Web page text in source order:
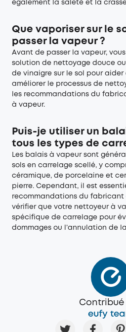
également la saleté et la
Que vaporiser sur le
passer la vapeur ?
Avant de passer la vapeur,
solution de nettoyage douce
de vinaigre sur le sol pour
améliorer le processus de
les recommandations du
à vapeur.
Puis-je utiliser un
tous les types de
Les balais à vapeur sont
sols en carrelage scellé, y
céramique, de porcelaine et
pierre. Cependant, il est
recommandations du fabricant
vérifier que votre nettoyeur à
spécifique de carrelage pour
dommages ou l’annulation de
Contribué
eufy